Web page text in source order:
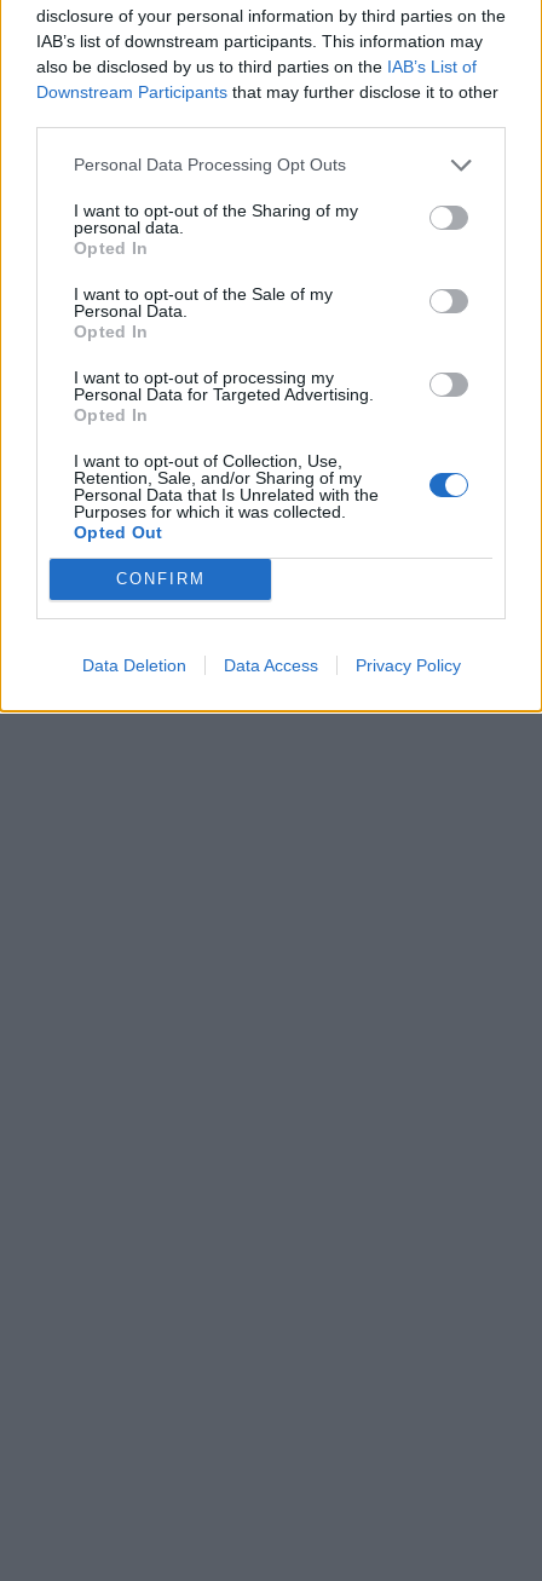
disclosure of your personal information by third parties on the
IAB’s list of downstream participants. This information may
also be disclosed by us to third parties on the IAB’s List of
Downstream Participants that may further disclose it to other
Personal Data Processing Opt Outs
I want to opt-out of the Sharing of my
personal data.
Opted In
I want to opt-out of the Sale of my
Personal Data.
Opted In
I want to opt-out of processing my
Personal Data for Targeted Advertising.
Opted In
I want to opt-out of Collection, Use,
Retention, Sale, and/or Sharing of my
Personal Data that Is Unrelated with the
Purposes for which it was collected.
Opted Out
CONFIRM
Data Deletion Data Access Privacy Policy